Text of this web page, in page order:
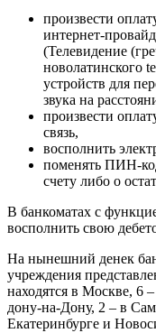
произвести
интернет-
(Телевидение
новолатинского
устройств для
звука на
произвести
связь,
восполнить
поменять ПИН-
счету либо о
В банкоматах с
восполнить свою
На нынешний денек
учреждения
находятся в Москве, 6
дону-на-Дону, 2 – в
Екатеринбурге и